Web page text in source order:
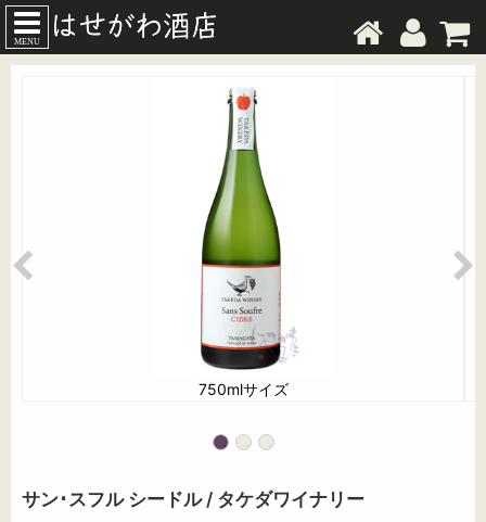
MENU
750mlサイズ
サン･スフル シードル / タケダワイナリー